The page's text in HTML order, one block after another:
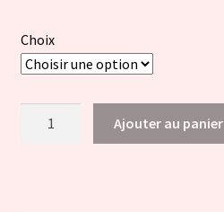
Choix
Ajouter au panier